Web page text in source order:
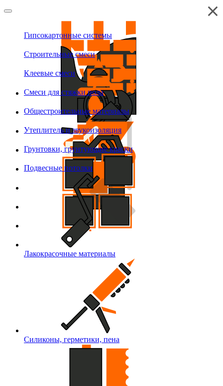
Гипсокартонные системы
Строительные смеси
Клеевые смеси
Смеси для стяжки пола
Общестроительные материалы
Утеплитель и звукоизоляция
Грунтовки, грунтующие краски
Подвесные потолки
Лакокрасочные материалы
Силиконы, герметики, пена